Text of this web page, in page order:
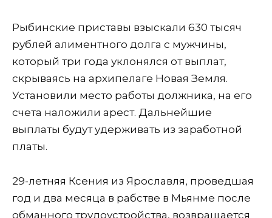
Рыбинские приставы взыскали 630 тысяч
рублей алиментного долга с мужчины,
который три года уклонялся от выплат,
скрываясь на архипелаге Новая Земля.
Установили место работы должника, на его
счета наложили арест. Дальнейшие
выплаты будут удерживать из заработной
платы.
29-летняя Ксения из Ярославля, проведшая
год и два месяца в рабстве в Мьянме после
обманного трудоустройства, возвращается